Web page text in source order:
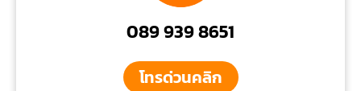
089 939 8651
โทรด่วนคลิก